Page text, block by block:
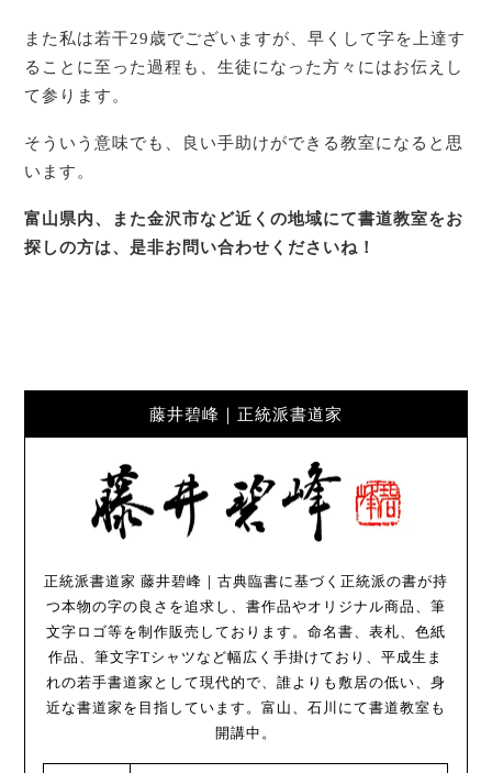
また私は若干29歳でございますが、早くして字を上達す
ることに至った過程も、生徒になった方々にはお伝えし
て参ります。
そういう意味でも、良い手助けができる教室になると思
います。
富山県内、また金沢市など近くの地域にて書道教室をお
探しの方は、是非お問い合わせくださいね！
藤井碧峰｜正統派書道家
正統派書道家 藤井碧峰｜古典臨書に基づく正統派の書が持
つ本物の字の良さを追求し、書作品やオリジナル商品、筆
文字ロゴ等を制作販売しております。命名書、表札、色紙
作品、筆文字Tシャツなど幅広く手掛けており、平成生ま
れの若手書道家として現代的で、誰よりも敷居の低い、身
近な書道家を目指しています。富山、石川にて書道教室も
開講中。